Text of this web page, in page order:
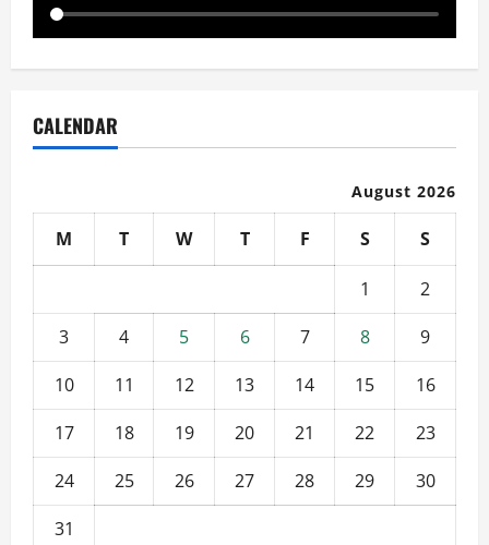
CALENDAR
August 2026
M T W T F S S
1
2
3
4 5 6 7 8
9
10
11 12 13 14 15
16
17
18 19 20 21 22
23
24
25 26 27 28 29
30
31